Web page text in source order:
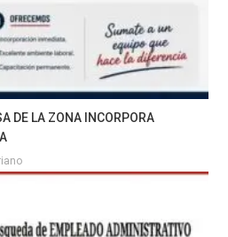
DE LA ZONA INCORPORA